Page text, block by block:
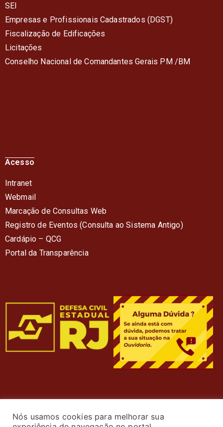
SEI
Empresas e Profissionais Cadastrados (DGST)
Fiscalização de Edificações
Licitações
Conselho Nacional de Comandantes Gerais PM /BM
Acesso
Intranet
Webmail
Marcação de Consultas Web
Registro de Eventos (Consulta ao Sistema Antigo)
Cardápio – QCG
Portal da Transparência
Nós usamos cookies para melhorar sua